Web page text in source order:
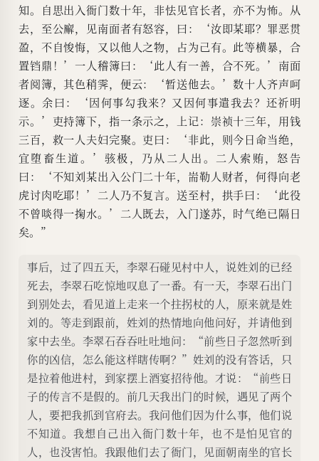
知。自思出入衙门数十年，非怯见官长者，亦不为怖。从
去，至公廨，见南面者有怒容，曰：‘汝即某耶？罪恶贯
盈，不自悛悔，又以他人之物，占为己有。此等横暴，合
置铛鼎！’一人稽簿曰：‘此人有一善，合不死。’南面
者阅簿，其色稍霁，便云：‘暂送他去。’数十人齐声呵
逐。余曰：‘因何事勾我来？又因何事遣我去？还祈明
示。’吏持簿下，指一条示之，上记：崇祯十三年，用钱
三百，救一人夫妇完聚。吏曰：‘非此，则今日命当绝，
宜堕畜生道。’骇极，乃从二人出。二人索贿，怒告
曰：‘不知刘某出入公门二十年，耑勒人财者，何得向老
虎讨肉吃耶！’二人乃不复言。送至村，拱手曰：‘此役
不曾啖得一掬水。’二人既去，入门遂苏，时气绝已隔日
矣。”
事后，过了四五天，李翠石碰见村中人，说姓刘的已经
死去，李翠石吃惊地叹息了一番。有一天，李翠石出门
到别处去，看见道上走来一个拄拐杖的人，原来就是姓
刘的。等走到跟前，姓刘的热情地向他问好，并请他到
家中去坐。李翠石吞吞吐吐地问：“前些日子忽然听到
你的凶信，怎么能这样瞎传啊？”姓刘的没有答话，只
是拉着他进村，到家摆上酒宴招待他。才说：“前些日
子的传言不是假的。前几天我出门的时候，遇见了两个
人，要把我抓到官府去。我问他们因为什么事，他们说
不知道。我想自己出入衙门数十年，也不是怕见官的
人，也没害怕。我跟他们去了衙门，见面朝南坐的官长